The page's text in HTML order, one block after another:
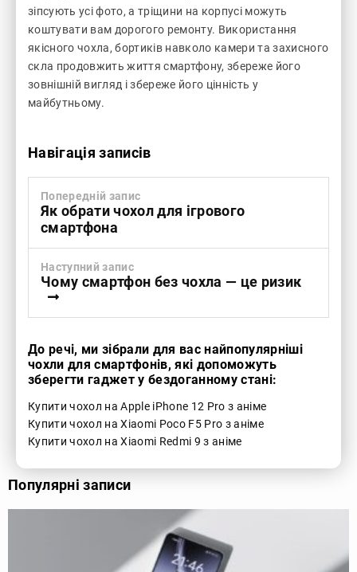
зіпсують усі фото, а тріщини на корпусі можуть
коштувати вам дорогого ремонту. Використання
якісного чохла, бортиків навколо камери та захисного
скла продовжить життя смартфону, збереже його
зовнішній вигляд і збереже його цінність у
майбутньому.
Навігація записів
Попередній запис
Як обрати чохол для ігрового
смартфона
Наступний запис
Чому смартфон без чохла — це ризик
До речі, ми зібрали для вас найпопулярніші
чохли для смартфонів, які допоможуть
зберегти гаджет у бездоганному стані:
Купити чохол на Apple iPhone 12 Pro з аніме
Купити чохол на Xiaomi Poco F5 Pro з аніме
Купити чохол на Xiaomi Redmi 9 з аніме
Популярні записи